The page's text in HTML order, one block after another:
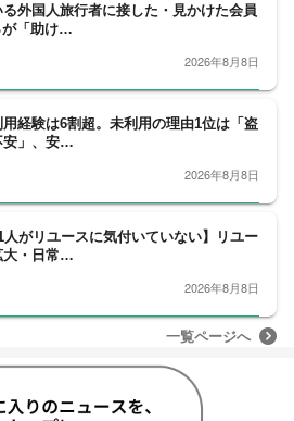
る外国人旅行者に接した・見かけた会員
が「助け…
2026年8月8日
経験は6割超。未利用の理由1位は「盗
安」、安…
2026年8月8日
1人がリユースに気付いていない】リユー
大・日常…
2026年8月8日
一覧ページへ